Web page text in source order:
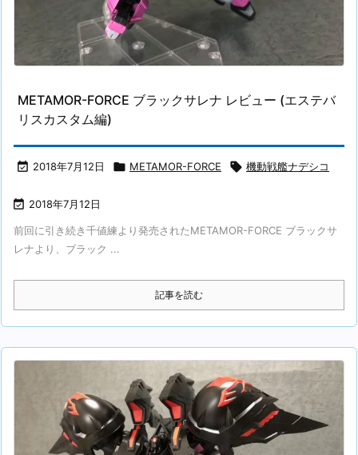
METAMOR-FORCE ブラックサレナ レビュー (エステバ
リスカスタム編)
 2018年7月12日  METAMOR-FORCE  機動戦艦ナデシコ
 2018年7月12日
前回に引き続き千値練より発売されたMETAMOR-FORCE ブラックサ
レナより、ブラック ...
記事を読む